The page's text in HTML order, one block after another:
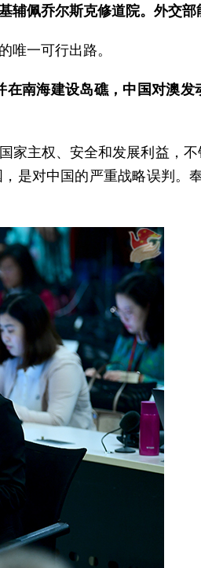
辅佩乔尔斯克修道院。外交部
唯一可行出路。
南海建设岛礁，中国对澳
家主权、安全和发展利益，
是对中国的严重战略误判。